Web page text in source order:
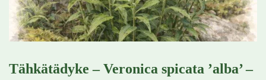
Tähkätädyke – Veronica spicata ’alba’ –